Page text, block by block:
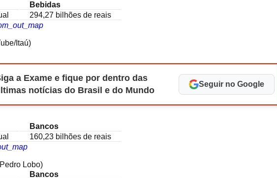
Bebidas
294,27 bilhões de reais
Itaú)
a Exame e fique por dentro das
notícias do Brasil e do Mundo
Seguir no Google
Bancos
160,23 bilhões de reais
Lobo)
Bancos